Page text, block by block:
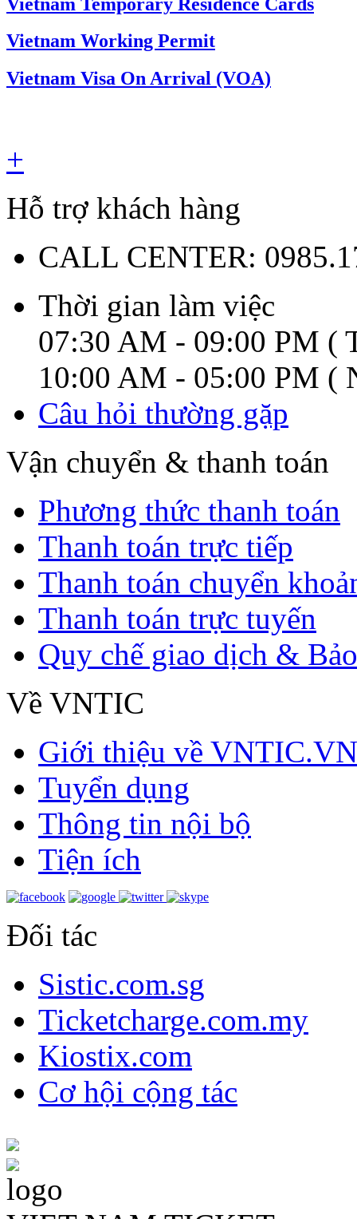
Vietnam Working Permit
Vietnam Visa On Arrival (VOA)
+
Hỗ trợ khách hàng
CALL CENTER:
Thời gian làm việc
07:30 AM - 09:00 PM (
10:00 AM - 05:00 PM (
Câu hỏi thường gặp
Vận chuyển & thanh toán
Phương thức thanh toán
Thanh toán trực tiếp
Thanh toán chuyển
Thanh toán trực tuyến
Quy chế giao dịch &
Về VNTIC
Giới thiệu về VNTIC.VN
Tuyển dụng
Thông tin nội bộ
Tiện ích
Đối tác
Sistic.com.sg
Ticketcharge.com.my
Kiostix.com
Cơ hội cộng tác